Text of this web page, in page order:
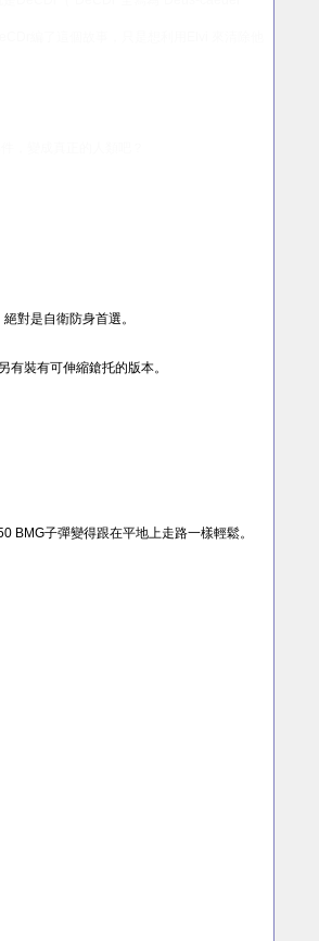
對是自衛防身首選。
裝有可伸縮鎗托的版本。
子彈變得跟在平地上走路一樣輕鬆。